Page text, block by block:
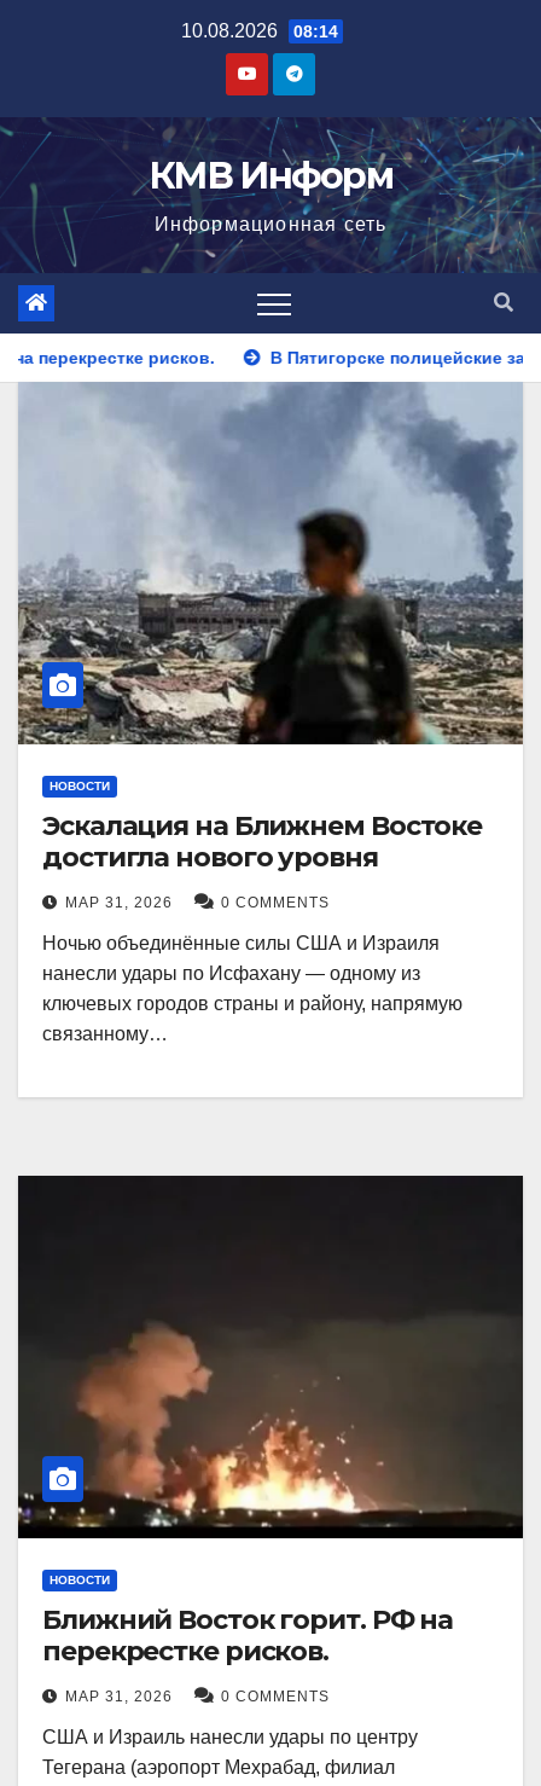
10.08.2026 08:14
КМВ Информ
Информационная сеть
В Пятигорске полицейские задержали закладчика,
НОВОСТИ
Эскалация на Ближнем Востоке
достигла нового уровня
МАР 31, 2026 0 COMMENTS
Ночью объединённые силы США и Израиля
нанесли удары по Исфахану — одному из
ключевых городов страны и району, напрямую
связанному…
НОВОСТИ
Ближний Восток горит. РФ на
перекрестке рисков.
МАР 31, 2026 0 COMMENTS
США и Израиль нанесли удары по центру
Тегерана (аэропорт Мехрабад, филиал